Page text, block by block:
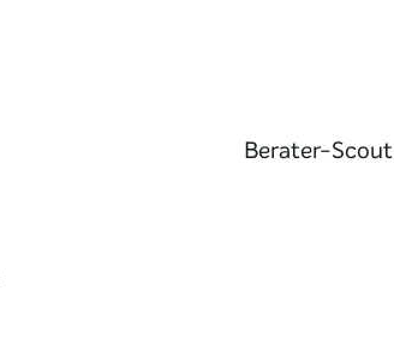
Berater-Scout